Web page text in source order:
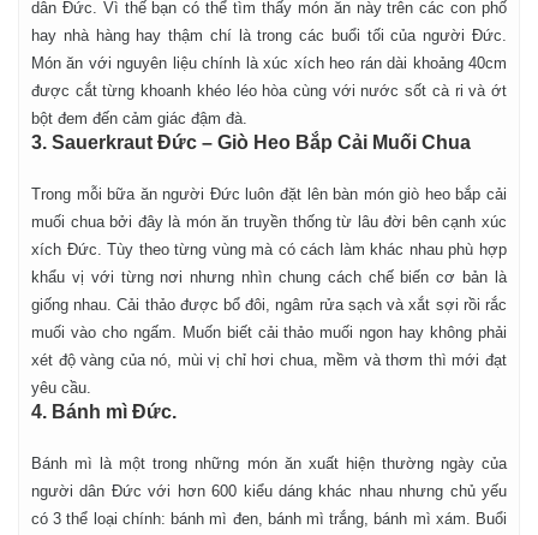
dân Đức. Vì thế bạn có thể tìm thấy món ăn này trên các con phố
hay nhà hàng hay thậm chí là trong các buổi tối của người Đức.
Món ăn với nguyên liệu chính là xúc xích heo rán dài khoảng 40cm
được cắt từng khoanh khéo léo hòa cùng với nước sốt cà ri và ớt
bột đem đến cảm giác đậm đà.
3. Sauerkraut Đức – Giò Heo Bắp Cải Muối Chua
Trong mỗi bữa ăn người Đức luôn đặt lên bàn món giò heo bắp cải
muối chua bởi đây là món ăn truyền thống từ lâu đời bên cạnh xúc
xích Đức. Tùy theo từng vùng mà có cách làm khác nhau phù hợp
khẩu vị với từng nơi nhưng nhìn chung cách chế biến cơ bản là
giống nhau. Cải thảo được bổ đôi, ngâm rửa sạch và xắt sợi rồi rắc
muối vào cho ngấm. Muốn biết cải thảo muối ngon hay không phải
xét độ vàng của nó, mùi vị chỉ hơi chua, mềm và thơm thì mới đạt
yêu cầu.
4. Bánh mì Đức.
Bánh mì là một trong những món ăn xuất hiện thường ngày của
người dân Đức với hơn 600 kiểu dáng khác nhau nhưng chủ yếu
có 3 thể loại chính: bánh mì đen, bánh mì trắng, bánh mì xám. Buổi